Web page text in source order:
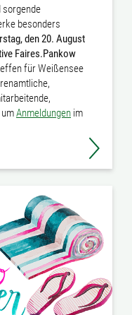
sorgende
besonders
den 20. August
Faires.Pankow
für Weißensee
Anmeldungen im